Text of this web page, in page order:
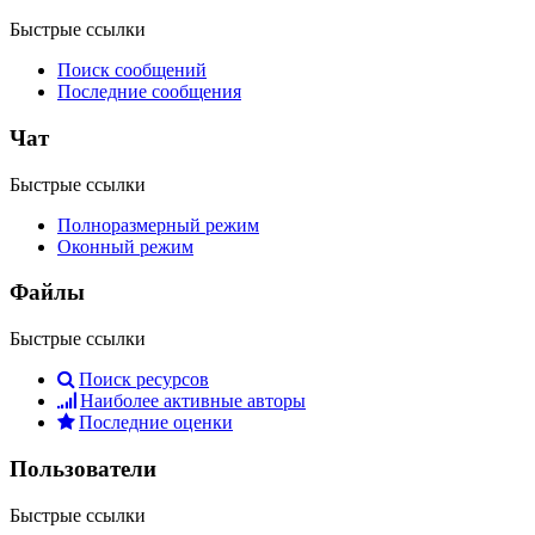
Быстрые ссылки
Поиск сообщений
Последние сообщения
Чат
Быстрые ссылки
Полноразмерный режим
Оконный режим
Файлы
Быстрые ссылки
Поиск ресурсов
Наиболее активные авторы
Последние оценки
Пользователи
Быстрые ссылки